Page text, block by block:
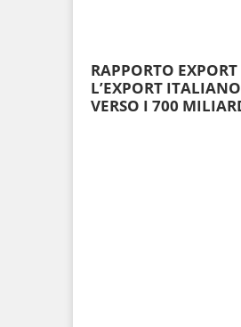
RAPPORTO EXPORT
L’EXPORT
VERSO I 700